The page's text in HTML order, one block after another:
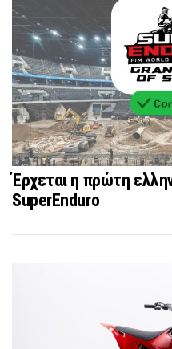
Έρχεται η πρώτη
SuperEnduro